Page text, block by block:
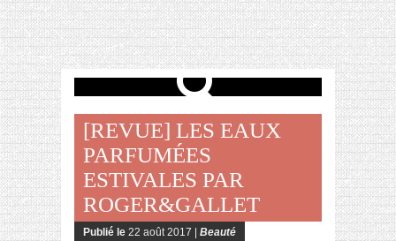
[REVUE] LES EAUX
PARFUMÉES
ESTIVALES PAR
ROGER&GALLET
Publié le 22 août 2017 | Beauté